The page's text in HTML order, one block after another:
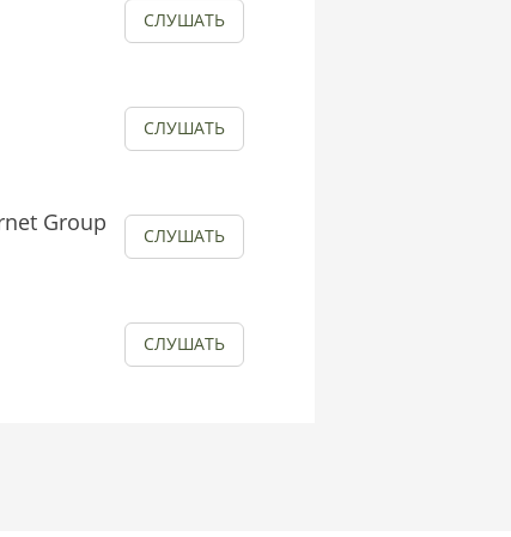
СЛУШАТЬ
СЛУШАТЬ
Group СЛУШАТЬ
СЛУШАТЬ